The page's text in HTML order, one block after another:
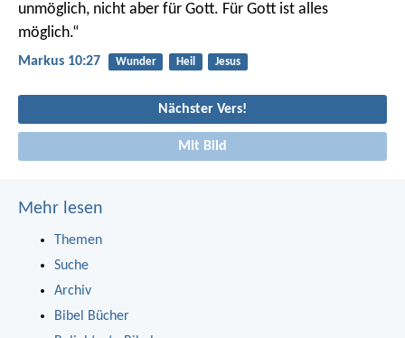
unmöglich, nicht aber für Gott. Für Gott ist alles
möglich.“
Markus 10:27 Wunder Heil Jesus
Nächster Vers!
Mit Bild
Mehr lesen
Themen
Suche
Archiv
Bibel Bücher